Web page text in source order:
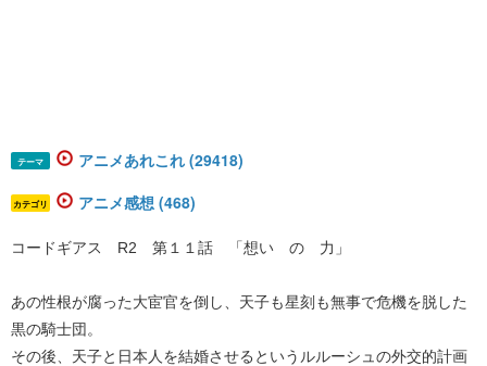
テーマ アニメあれこれ (29418)
カテゴリ アニメ感想 (468)
コードギアス R2 第１１話 「想い の 力」
あの性根が腐った大宦官を倒し、天子も星刻も無事で危機を脱した
黒の騎士団。
その後、天子と日本人を結婚させるというルルーシュの外交的計画